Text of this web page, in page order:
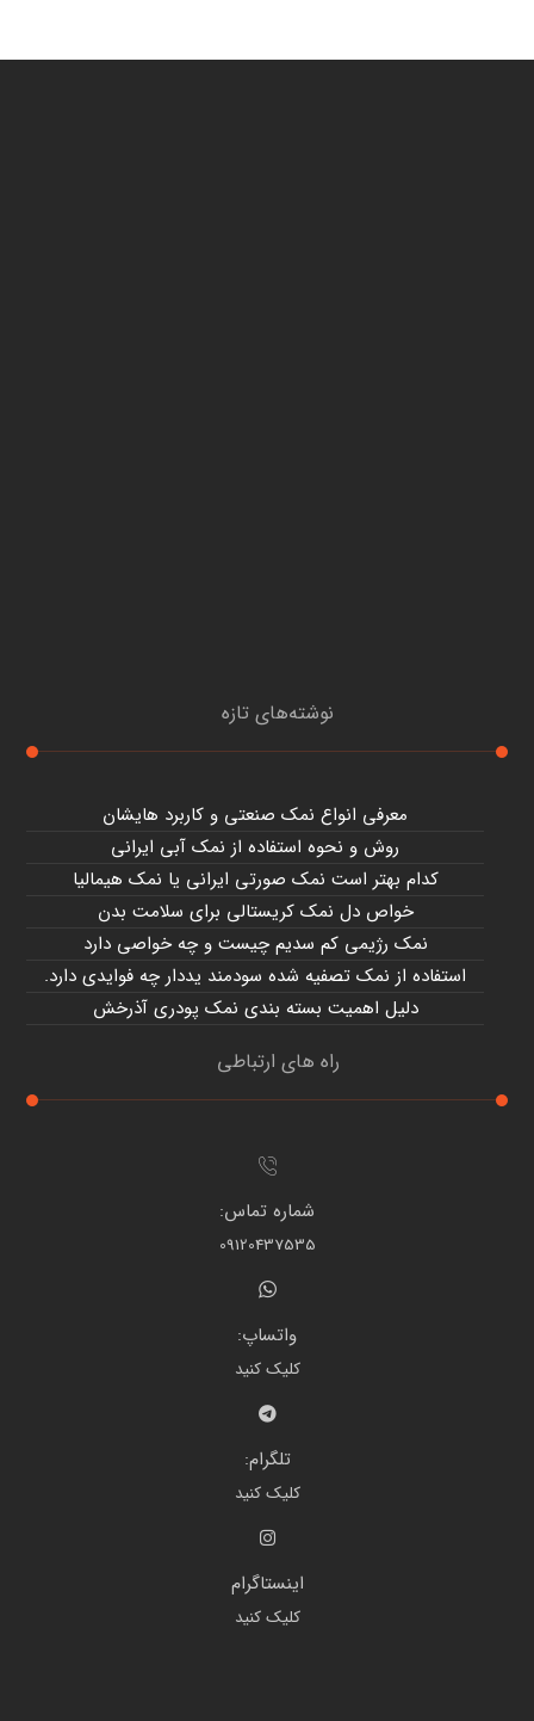
نوشته‌های تازه
معرفی انواع نمک صنعتی و کاربرد هایشان
روش و نحوه استفاده از نمک آبی ایرانی
کدام بهتر است نمک صورتی ایرانی یا نمک هیمالیا
خواص دل نمک کریستالی برای سلامت بدن
نمک رژیمی کم سدیم چیست و چه خواصی دارد
استفاده از نمک تصفیه شده سودمند یددار چه فوایدی دارد.
دلیل اهمیت بسته بندی نمک پودری آذرخش
راه های ارتباطی
شماره تماس:
09120437535
واتساپ:
کلیک کنید
تلگرام:
کلیک کنید
اینستاگرام
کلیک کنید